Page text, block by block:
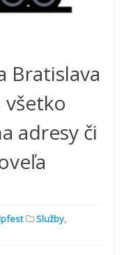
Bratislava
všetko
adresy či
Služby,